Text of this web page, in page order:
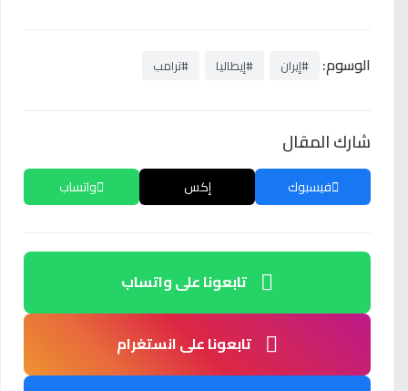
الوسوم: #إيران #إيطاليا #ترامب
شارك المقال
فيسبوك إكس واتساب
تابعونا على واتساب
تابعونا على انستغرام